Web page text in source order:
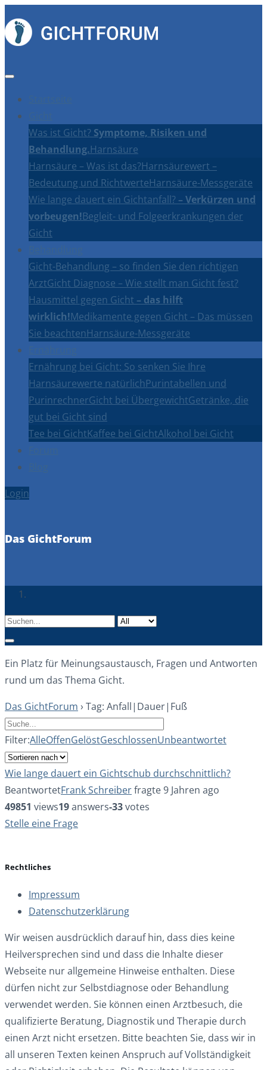
Was ist Gicht? Symptome, Risiken und
Behandlung.Harnsäure
Harnsäure – Was ist das?Harnsäurewert –
Bedeutung und RichtwerteHarnsäure-Messgeräte
Wie lange dauert ein Gichtanfall? – Verkürzen und
vorbeugen!Begleit- und Folgeerkrankungen der
Gicht
Gicht-Behandlung – so finden Sie den richtigen
ArztGicht Diagnose – Wie stellt man Gicht fest?
Hausmittel gegen Gicht – das hilft
wirklich!Medikamente gegen Gicht – Das müssen
Sie beachtenHarnsäure-Messgeräte
Ernährung bei Gicht: So senken Sie Ihre
Harnsäurewerte natürlichPurintabellen und
PurinrechnerGicht bei ÜbergewichtGetränke, die
gut bei Gicht sind
Tee bei GichtKaffee bei GichtAlkohol bei Gicht
Login
Das GichtForum
Ein Platz für Meinungsaustausch, Fragen und Antworten
rund um das Thema Gicht.
Das GichtForum › Tag: Anfall|Dauer|Fuß
Filter:AlleOffenGelöstGeschlossenUnbeantwortet
Wie lange dauert ein Gichtschub durchschnittlich?
BeantwortetFrank Schreiberfragte 9 Jahren ago
49851 views19answers-33votes
Stelle eine Frage
Rechtliches
Impressum
Datenschutzerklärung
Wir weisen ausdrücklich darauf hin, dass dies keine
Heilversprechen sind und dass die Inhalte dieser
Webseite nur allgemeine Hinweise enthalten. Diese
dürfen nicht zur Selbstdiagnose oder Behandlung
verwendet werden. Sie können einen Arztbesuch, die
qualifizierte Beratung, Diagnostik und Therapie durch
einen Arzt nicht ersetzen. Bitte beachten Sie, dass wir in
all unseren Texten keinen Anspruch auf Vollständigkeit